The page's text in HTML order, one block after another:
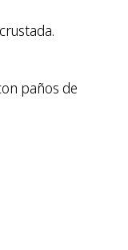
paños de